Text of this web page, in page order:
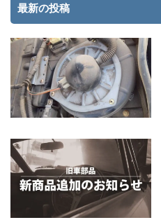
最新の投稿